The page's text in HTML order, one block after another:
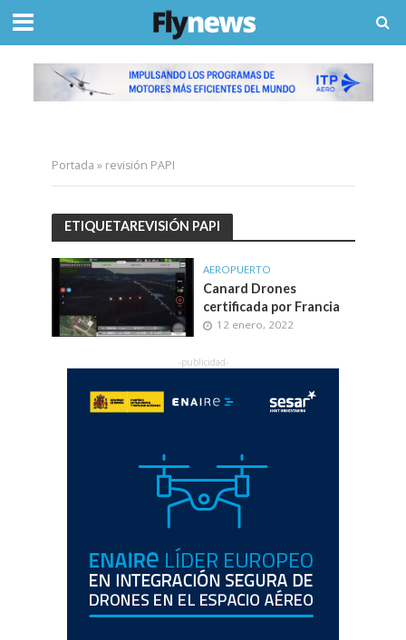
Portada » revisión PAPI
ETIQUETAREVISIÓN PAPI
AEROPUERTO
Canard Drones
certificada por Francia
12 enero, 2022